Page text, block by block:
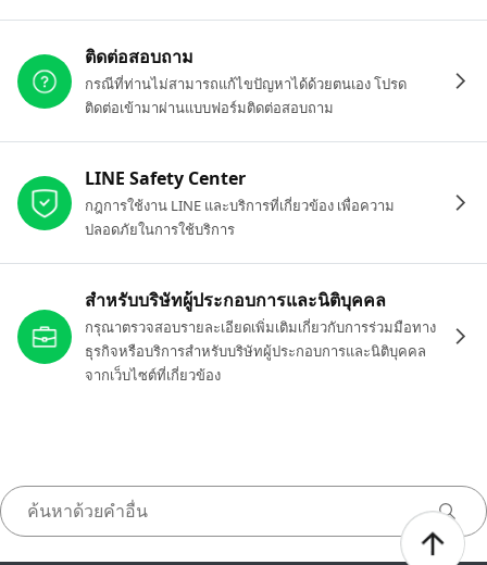
ติดต่อสอบถาม
กรณีที่ท่านไม่สามารถแก้ไขปัญหาได้ด้วยตนเอง โปรด
ติดต่อเข้ามาผ่านแบบฟอร์มติดต่อสอบถาม
LINE Safety Center
กฎการใช้งาน LINE และบริการที่เกี่ยวข้อง เพื่อความ
ปลอดภัยในการใช้บริการ
สำหรับบริษัทผู้ประกอบการและนิติบุคคล
กรุณาตรวจสอบรายละเอียดเพิ่มเติมเกี่ยวกับการร่วมมือทาง
ธุรกิจหรือบริการสำหรับบริษัทผู้ประกอบการและนิติบุคคล
จากเว็บไซต์ที่เกี่ยวข้อง